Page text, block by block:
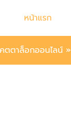
หน้าแรก
ตตาล็อกออนไลน์ »